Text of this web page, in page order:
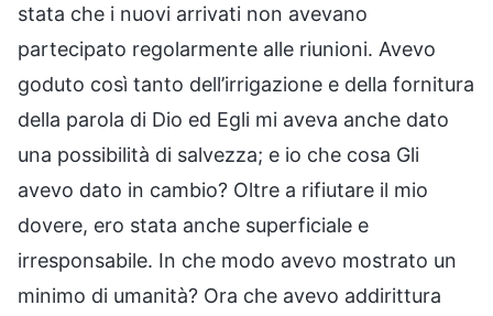
stata che i nuovi arrivati non avevano
partecipato regolarmente alle riunioni. Avevo
goduto così tanto dell’irrigazione e della fornitura
della parola di Dio ed Egli mi aveva anche dato
una possibilità di salvezza; e io che cosa Gli
avevo dato in cambio? Oltre a rifiutare il mio
dovere, ero stata anche superficiale e
irresponsabile. In che modo avevo mostrato un
minimo di umanità? Ora che avevo addirittura